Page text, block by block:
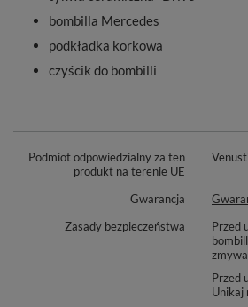
bombilla Mercedes
podkładka korkowa
czyścik do bombilli
Podmiot odpowiedzialny za ten
produkt na terenie UE
Gwarancja
Zasady bezpieczeństwa
Przed
Przed
Unikaj